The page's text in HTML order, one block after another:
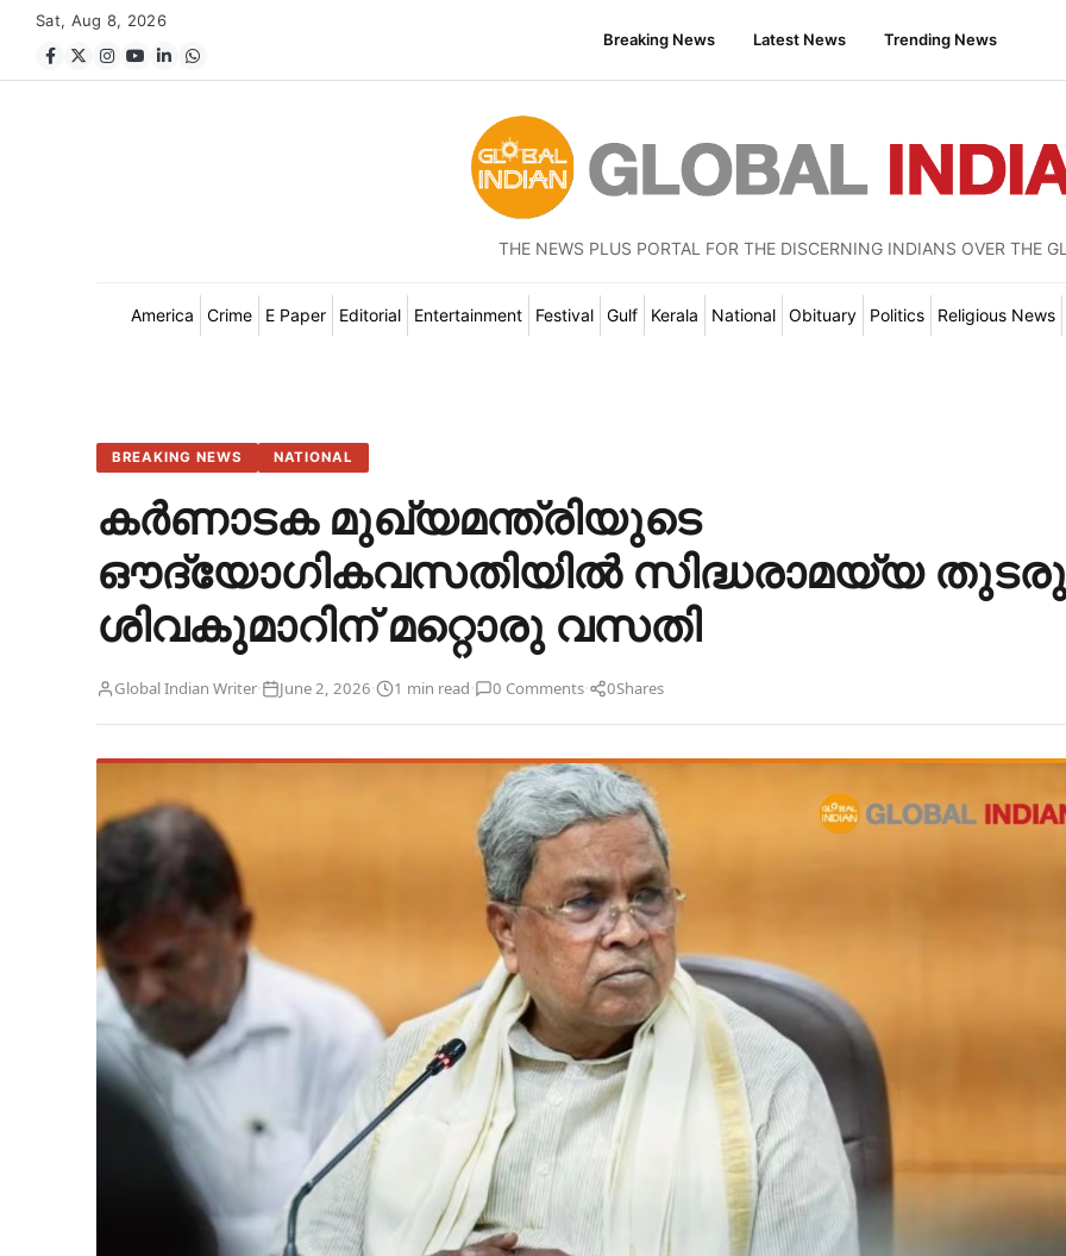
Sat, Aug 8, 2026
Breaking News
Latest News Trending News
THE NEWS PLUS PORTAL FOR THE DISCERNING INDIANS OVER THE
America Crime E Paper Editorial Entertainment Festival Gulf Kerala National Obituary Politics Religious News
BREAKING NEWS NATIONAL
കർണാടക മുഖ്യമന്ത്രിയുടെ
ഔദ്യോഗികവസതിയിൽ സിദ്ധരാമയ്യ
ശിവകുമാറിന് മറ്റൊരു വസതി
Global Indian Writer· June 2, 2026· 1 min read· 0 Comments· 0Shares